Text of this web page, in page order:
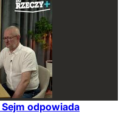
odpowiada